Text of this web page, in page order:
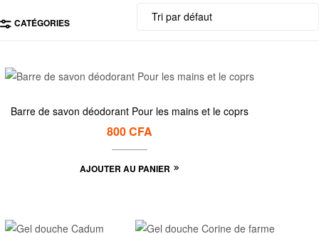
CATÉGORIES
Barre de savon déodorant Pour les mains et le coprs
800CFA
AJOUTER AU PANIER